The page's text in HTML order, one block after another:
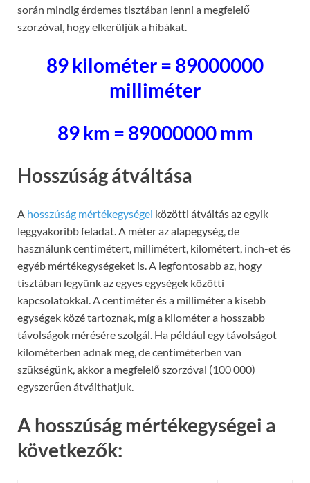
során mindig érdemes tisztában lenni a megfelelő
szorzóval, hogy elkerüljük a hibákat.
89 kilométer = 89000000
milliméter
89 km = 89000000 mm
Hosszúság átváltása
A hosszúság mértékegységei közötti átváltás az egyik
leggyakoribb feladat. A méter az alapegység, de
használunk centimétert, millimétert, kilométert, inch-et és
egyéb mértékegységeket is. A legfontosabb az, hogy
tisztában legyünk az egyes egységek közötti
kapcsolatokkal. A centiméter és a milliméter a kisebb
egységek közé tartoznak, míg a kilométer a hosszabb
távolságok mérésére szolgál. Ha például egy távolságot
kilométerben adnak meg, de centiméterben van
szükségünk, akkor a megfelelő szorzóval (100 000)
egyszerűen átválthatjuk.
A hosszúság mértékegységei a
következők: